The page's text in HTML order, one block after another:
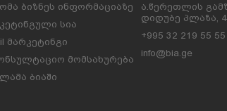
ბიზნეს ინფორმაციაზე
სია
მარკეტინგი
მომსახურება
ბიაში
ა.წერეთლის
დიდუბე პლაზა,
+995 32 219 55 55
info@bia.ge